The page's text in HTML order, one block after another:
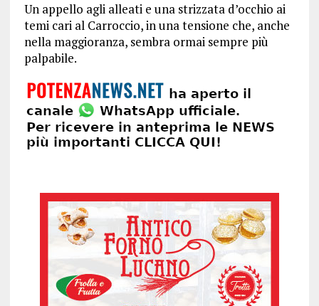
Un appello agli alleati e una strizzata d’occhio ai
temi cari al Carroccio, in una tensione che, anche
nella maggioranza, sembra ormai sempre più
palpabile.